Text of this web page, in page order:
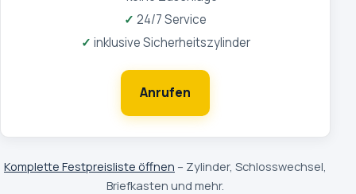
24/7 Service
inklusive Sicherheitszylinder
Anrufen
Komplette Festpreisliste öffnen – Zylinder, Schlosswechsel,
Briefkasten und mehr.